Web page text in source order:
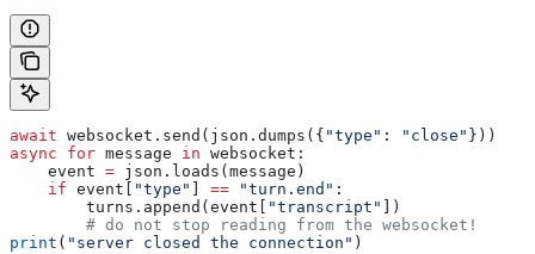
await websocket.send(json.dumps({ "type" : "close" }))
async for message in websocket:
    event
= json.loads(message)
    if
event[ "type" == "turn.end" :
        turns.append(event[
"transcript"
])
        # do not stop reading from the websocket!
print ( "server closed the connection" )